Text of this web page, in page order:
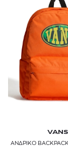
VANS
ΑΝΔΡΙΚΟ BACKPACK